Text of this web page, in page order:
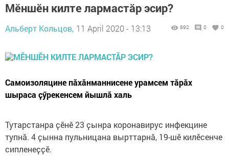
Мӗншӗн килте лармастӑр эсир?
Альберт Кольцов, 11 April 2020 - 13:13 892 0 0
Самоизоляцине пӑхӑнманнисене урамсем тӑрӑх
шыраса ҫӳрекенсем йышлӑ халь
Тутарстанра ҫӗнӗ 23 ҫынра коронавирус инфекцине
тупнӑ. 4 ҫынна пульницана вырттарнӑ, 19-шӗ килӗсенче
сипленеҫҫӗ.